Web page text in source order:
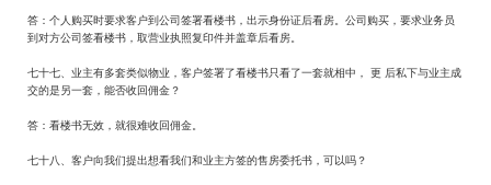
答：个人购买时要求客户到公司签署看楼书，出示身份证后看房。公司购买，要求业务员
到对方公司签看楼书，取营业执照复印件并盖章后看房。
七十七、业主有多套类似物业，客户签署了看楼书只看了一套就相中， 更 后私下与业主成
交的是另一套，能否收回佣金？
答：看楼书无效，就很难收回佣金。
七十八、客户向我们提出想看我们和业主方签的售房委托书，可以吗？